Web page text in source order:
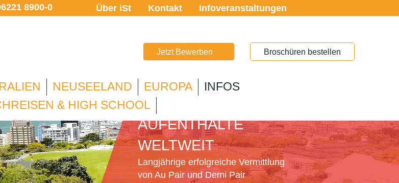
8900-0 Über iSt Kontakt Infoveranstaltungen
Jetzt Bewerben Broschüren bestellen
NEUSEELAND EUROPA
INFOS
& HIGH SCHOOLAU PAIR
AUFENTHALTE
WELTWEIT
Langjährige erfolgreiche Vermittlung
von Au Pair und Demi Pair